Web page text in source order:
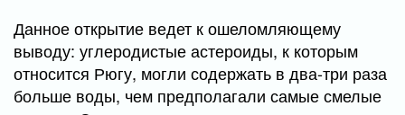
Данное открытие ведет к ошеломляющему
выводу: углеродистые астероиды, к которым
относится Рюгу, могли содержать в два-три раза
больше воды, чем предполагали самые смелые